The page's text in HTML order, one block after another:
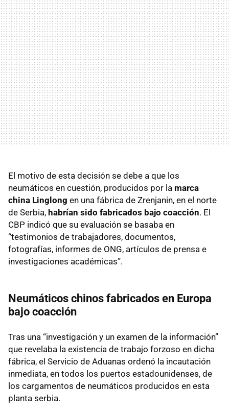
El motivo de esta decisión se debe a que los
neumáticos en cuestión, producidos por la marca
china Linglong en una fábrica de Zrenjanin, en el norte
de Serbia, habrían sido fabricados bajo coacción. El
CBP indicó que su evaluación se basaba en
“testimonios de trabajadores, documentos,
fotografías, informes de ONG, artículos de prensa e
investigaciones académicas”.
Neumáticos chinos fabricados en Europa
bajo coacción
Tras una “investigación y un examen de la información”
que revelaba la existencia de trabajo forzoso en dicha
fábrica, el Servicio de Aduanas ordenó la incautación
inmediata, en todos los puertos estadounidenses, de
los cargamentos de neumáticos producidos en esta
planta serbia.